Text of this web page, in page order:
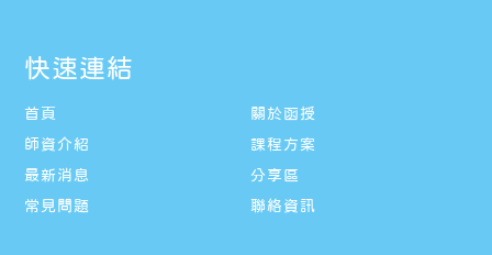
快速連結
首頁
關於函授
師資介紹
課程方案
最新消息
分享區
常見問題
聯絡資訊